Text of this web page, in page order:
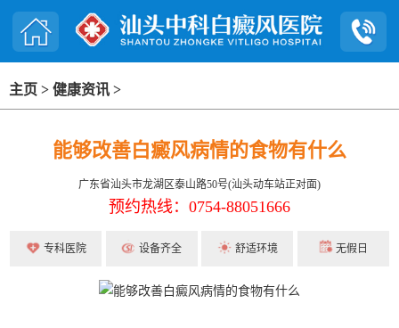
主页 > 健康资讯 >
能够改善白癜风病情的食物有什么
广东省汕头市龙湖区泰山路50号(汕头动车站正对面)
预约热线：0754-88051666
专科医院 设备齐全 舒适环境 无假日